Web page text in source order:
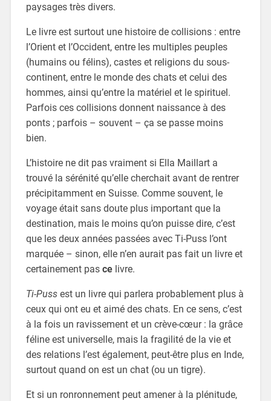
paysages très divers.
Le livre est surtout une histoire de collisions : entre
l’Orient et l’Occident, entre les multiples peuples
(humains ou félins), castes et religions du sous-
continent, entre le monde des chats et celui des
hommes, ainsi qu’entre la matériel et le spirituel.
Parfois ces collisions donnent naissance à des
ponts ; parfois – souvent – ça se passe moins
bien.
L’histoire ne dit pas vraiment si Ella Maillart a
trouvé la sérénité qu’elle cherchait avant de rentrer
précipitamment en Suisse. Comme souvent, le
voyage était sans doute plus important que la
destination, mais le moins qu’on puisse dire, c’est
que les deux années passées avec Ti-Puss l’ont
marquée – sinon, elle n’en aurait pas fait un livre et
certainement pas celivre.
Ti-Pussest un livre qui parlera probablement plus à
ceux qui ont eu et aimé des chats. En ce sens, c’est
à la fois un ravissement et un crève-cœur : la grâce
féline est universelle, mais la fragilité de la vie et
des relations l’est également, peut-être plus en Inde,
surtout quand on est un chat (ou un tigre).
Et si un ronronnement peut amener à la plénitude,